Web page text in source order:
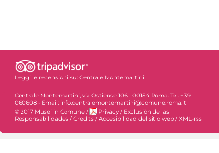
Leggi le recensioni su: Centrale Montemartini
Centrale Montemartini, via Ostiense 106 - 00154 Roma. Tel. +39
060608 - Email: info.centralemontemartini@comune.roma.it
© 2017 Musei in Comune / Privacy / Exclusiòn de las
Responsabilidades / Credits / Accesibilidad del sitio web / XML-rss